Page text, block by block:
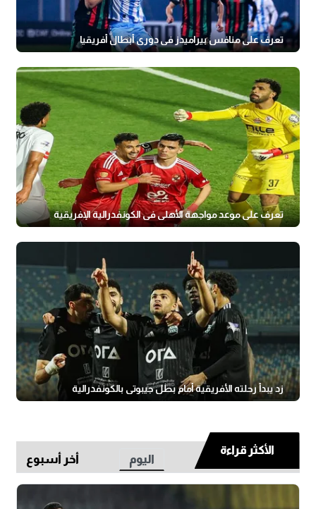
تعرف على منافس بيراميدز في دوري أبطال أفريقيا
تعرف على موعد مواجهة الأهلي في الكونفدرالية الإفريقية
زد يبدأ رحلته الأفريقية أمام بطل جيبوتي بالكونفدرالية
الأكثر قراءة
اليوم أخر أسبوع